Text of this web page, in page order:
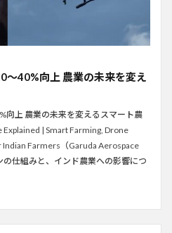
〜40%向上 農業の未来を変え
向上 農業の未来を変えるスマート農
| Smart Farming, Drone
Indian Farmers（Garuda Aerospace
仕組みと、インド農業への影響につ